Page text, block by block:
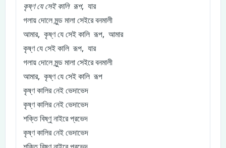
কৃষ্ণ যে সেই কালি রূপ, যার
গলায় দোলে মুন্ড মালা সেইরে বনমালী
আমার, কৃষ্ণ যে সেই কালি রূপ, আমার
কৃষ্ণ যে সেই কালি রূপ, যার
গলায় দোলে মুন্ড মালা সেইরে বনমালী
আমার, কৃষ্ণ যে সেই কালি রূপ
কৃষ্ণ কালির নেই ভেদাভেদ
কৃষ্ণ কালির নেই ভেদাভেদ
শক্তি বিষ্ণু নাইরে প্রভেদ
কৃষ্ণ কালির নেই ভেদাভেদ